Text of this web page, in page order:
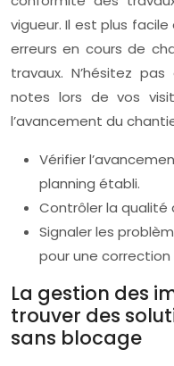
vigueur. Il est plus
erreurs en cours de
travaux. N’hésitez
notes lors de vos
l’avancement du
Vérifier
planning établi.
Contrôler la qualité
Signaler les
pour une correction
La gestion des
trouver des
sans blocage